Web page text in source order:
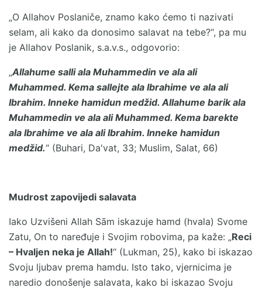
„O Allahov Poslaniče, znamo kako ćemo ti nazivati
selam, ali kako da donosimo salavat na tebe?“, pa mu
je Allahov Poslanik, s.a.v.s., odgovorio:
„Allahume salli ala Muhammedin ve ala ali
Muhammed. Kema sallejte ala Ibrahime ve ala ali
Ibrahim. Inneke hamidun medžid. Allahume barik ala
Muhammedin ve ala ali Muhammed. Kema barekte
ala Ibrahime ve ala ali Ibrahim. Inneke hamidun
medžid.“ (Buhari, Da'vat, 33; Muslim, Salat, 66)
Mudrost zapovijedi salavata
Iako Uzvišeni Allah Sām iskazuje hamd (hvala) Svome
Zatu, On to naređuje i Svojim robovima, pa kaže: „Reci
– Hvaljen neka je Allah!“ (Lukman, 25), kako bi iskazao
Svoju ljubav prema hamdu. Isto tako, vjernicima je
naredio donošenje salavata, kako bi iskazao Svoju